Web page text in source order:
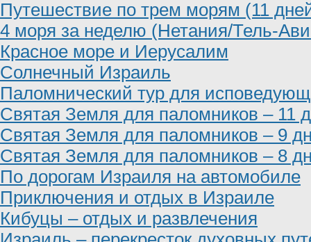
Путешествие по трем морям (11
4 моря за неделю (Нетания/Тель-
Красное море и Иерусалим
Солнечный Израиль
Паломнический тур для
Святая Земля для паломников – 11
Святая Земля для паломников – 9
Святая Земля для паломников – 8
По дорогам Израиля на автомобиле
Приключения и отдых в Израиле
Кибуцы – отдых и развлечения